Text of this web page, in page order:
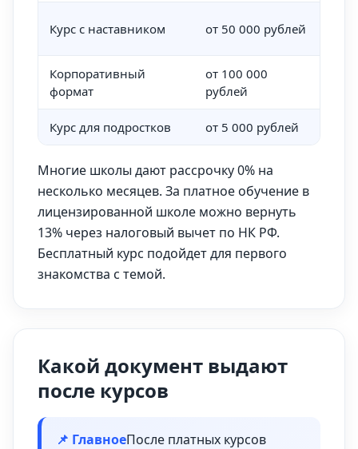
Курс с наставником от 50 000 рублей
Корпоративный
формат
от 100 000
рублей
Курс для подростков от 5 000 рублей
Многие школы дают рассрочку 0% на
несколько месяцев. За платное обучение в
лицензированной школе можно вернуть
13% через налоговый вычет по НК РФ.
Бесплатный курс подойдет для первого
знакомства с темой.
Какой документ выдают
после курсов
📌 ГлавноеПосле платных курсов